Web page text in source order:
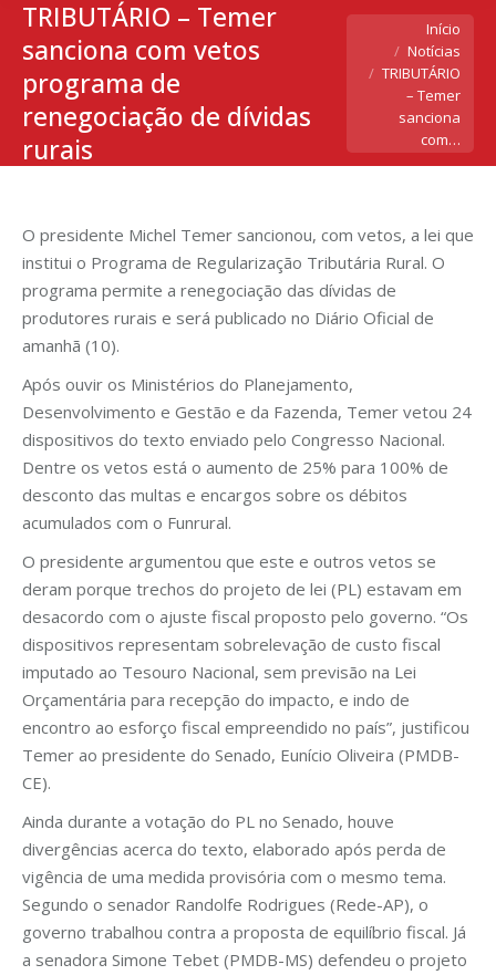
TRIBUTÁRIO – Temer
sanciona com vetos
programa de
renegociação de dívidas
rurais
Você está aqui:
Início
Notícias
TRIBUTÁRIO
– Temer
sanciona
com…
O presidente Michel Temer sancionou, com vetos, a lei que
institui o Programa de Regularização Tributária Rural. O
programa permite a renegociação das dívidas de
produtores rurais e será publicado no Diário Oficial de
amanhã (10).
Após ouvir os Ministérios do Planejamento,
Desenvolvimento e Gestão e da Fazenda, Temer vetou 24
dispositivos do texto enviado pelo Congresso Nacional.
Dentre os vetos está o aumento de 25% para 100% de
desconto das multas e encargos sobre os débitos
acumulados com o Funrural.
O presidente argumentou que este e outros vetos se
deram porque trechos do projeto de lei (PL) estavam em
desacordo com o ajuste fiscal proposto pelo governo. “Os
dispositivos representam sobrelevação de custo fiscal
imputado ao Tesouro Nacional, sem previsão na Lei
Orçamentária para recepção do impacto, e indo de
encontro ao esforço fiscal empreendido no país”, justificou
Temer ao presidente do Senado, Eunício Oliveira (PMDB-
CE).
Ainda durante a votação do PL no Senado, houve
divergências acerca do texto, elaborado após perda de
vigência de uma medida provisória com o mesmo tema.
Segundo o senador Randolfe Rodrigues (Rede-AP), o
governo trabalhou contra a proposta de equilíbrio fiscal. Já
a senadora Simone Tebet (PMDB-MS) defendeu o projeto